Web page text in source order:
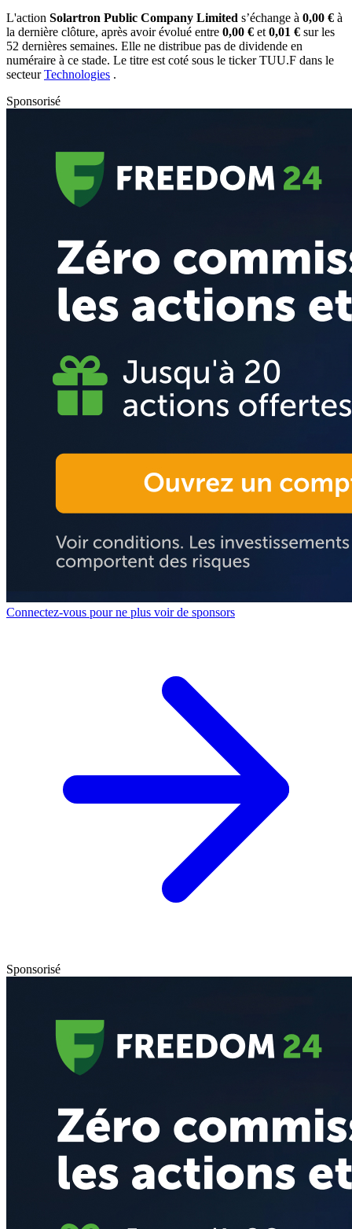
L'action Solartron Public Company Limited s’échange à 0,00 € à
la dernière clôture, après avoir évolué entre 0,00 € et 0,01 € sur les
52 dernières semaines. Elle ne distribue pas de dividende en
numéraire à ce stade. Le titre est coté sous le tickerTUU.F dans le
secteurTechnologies .
Sponsorisé
Connectez-vous pour ne plus voir de sponsors
Sponsorisé